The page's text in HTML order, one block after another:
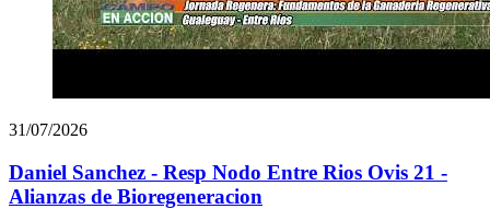
31/07/2026
Daniel Sanchez - Resp Nodo Entre Rios Ovis 21 -
Alianzas de Bioregeneracion